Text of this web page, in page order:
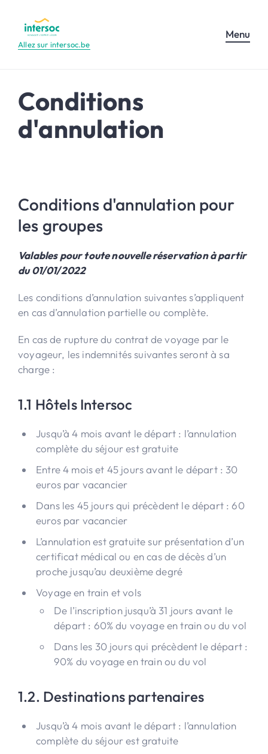
Allez sur intersoc.be
Menu
Conditions
d'annulation
Conditions d'annulation pour
les groupes
Valables pour toute nouvelle réservation à partir
du 01/01/2022
Les conditions d’annulation suivantes s’appliquent
en cas d’annulation partielle ou complète.
En cas de rupture du contrat de voyage par le
voyageur, les indemnités suivantes seront à sa
charge :
1.1 Hôtels Intersoc
Jusqu’à 4 mois avant le départ : l’annulation
complète du séjour est gratuite
Entre 4 mois et 45 jours avant le départ : 30
euros par vacancier
Dans les 45 jours qui précèdent le départ : 60
euros par vacancier
L’annulation est gratuite sur présentation d’un
certificat médical ou en cas de décès d’un
proche jusqu’au deuxième degré
Voyage en train et vols
De l’inscription jusqu’à 31 jours avant le
départ : 60% du voyage en train ou du vol
Dans les 30 jours qui précèdent le départ :
90% du voyage en train ou du vol
1.2. Destinations partenaires
Jusqu’à 4 mois avant le départ : l’annulation
complète du séjour est gratuite